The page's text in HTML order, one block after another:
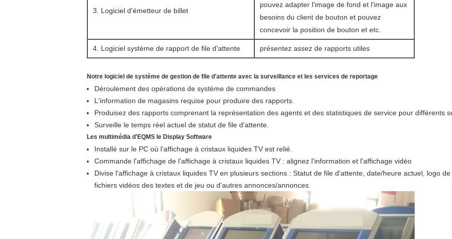
3. Logiciel d'émetteur de billet
pouvez adapter l'image de fond et l'image aux
besoins du client de bouton et pouvez
concevoir la position de bouton et etc.
4. Logiciel système de rapport de file d'attente présentez assez de rapports utiles
Notre logiciel de système de gestion de file d'attente avec la surveillance et les services de reportage
Déroulement des opérations de système de commandes
L'information de magasins requise pour produire des rapports.
Produisez des rapports comprenant la représentation des agents et des statistiques de service pour différents
Surveille le temps réel actuel de statut de file d'attente.
Les multimédia d'EQMS le Display Software
Installé sur le PC où l'affichage à cristaux liquides TV est relié.
Commande l'affichage de l'affichage à cristaux liquides TV : alignez l'information et l'affichage vidéo
Divise l'affichage à cristaux liquides TV en plusieurs sections : Statut de file d'attente, date/heure actuel, logo
fichiers vidéos des textes et de jeu ou d'autres annonces/annonces.